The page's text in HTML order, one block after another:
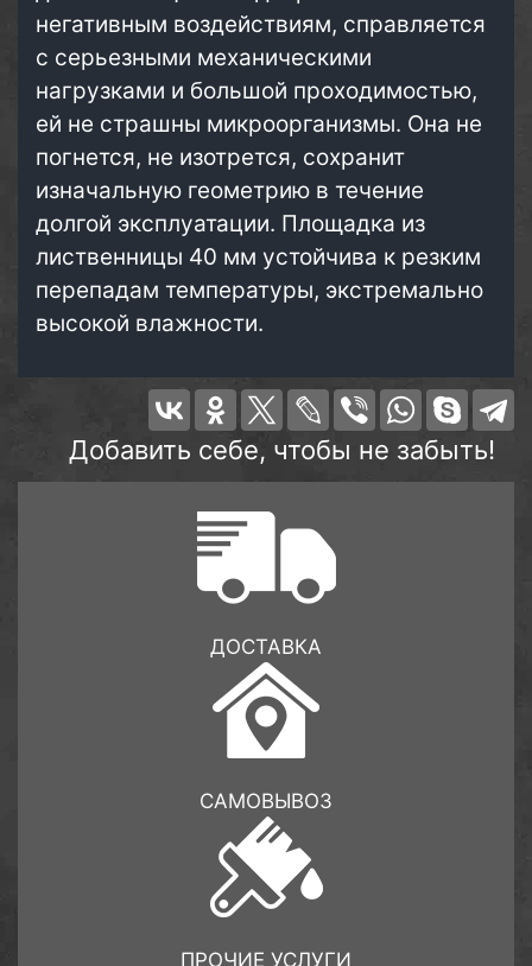
негативным воздействиям, справляется
с серьезными механическими
нагрузками и большой проходимостью,
ей не страшны микроорганизмы. Она не
погнется, не изотрется, сохранит
изначальную геометрию в течение
долгой эксплуатации. Площадка из
лиственницы 40 мм устойчива к резким
перепадам температуры, экстремально
высокой влажности.
Добавить себе, чтобы не забыть!
ДОСТАВКА
САМОВЫВОЗ
ПРОЧИЕ УСЛУГИ